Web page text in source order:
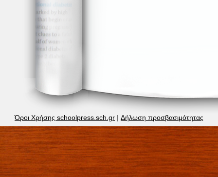
Όροι Χρήσης schoolpress.sch.gr | Δήλωση προσβασιμότητας